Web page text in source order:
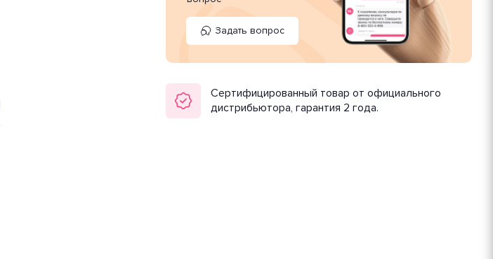
(Китай). Цвет товара
лампы составляет 5 Вт.
Задать вопрос
Сертифицированный товар от официального
дистрибьютора, гарантия 2 года.